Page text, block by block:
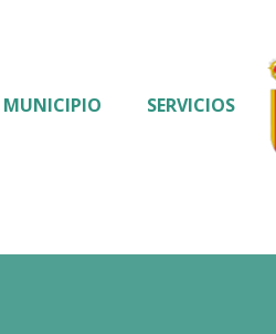
MUNICIPIO SERVICIOS